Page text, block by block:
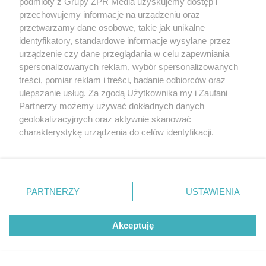
je zaledwie 3 kobiety
ZOBACZ WIĘCEJ
przechowujemy informacje na urządzeniu oraz
przetwarzamy dane osobowe, takie jak unikalne
identyfikatory, standardowe informacje wysyłane przez
urządzenie czy dane przeglądania w celu zapewniania
spersonalizowanych reklam, wybór spersonalizowanych
treści, pomiar reklam i treści, badanie odbiorców oraz
ulepszanie usług. Za zgodą Użytkownika my i Zaufani
Partnerzy możemy używać dokładnych danych
geolokalizacyjnych oraz aktywnie skanować
charakterystykę urządzenia do celów identyfikacji.
zmienić/wycofać klikając przycisk ustawień prywatności
znajdujący się w lewym dolnym rogu strony
rodzaje przetwarzania danych nie wymagają zgody
użytkownika, ale masz prawo sprzeciwić się takiemu
przetwarzaniu. Preferencje będą miały zastosowanie tylko
PARTNERZY USTAWIENIA
Akceptuję